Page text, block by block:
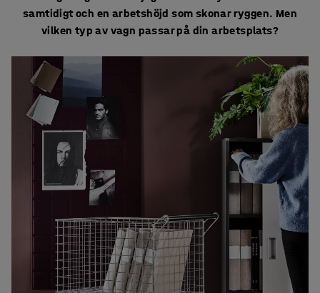
samtidigt och en arbetshöjd som skonar ryggen. Men
vilken typ av vagn passar på din arbetsplats?